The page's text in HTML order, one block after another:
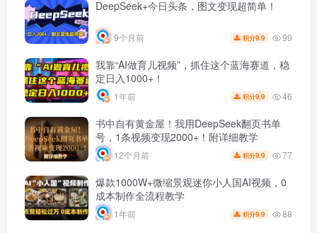
DeepSeek+今日头条，图文变现超简单！
9个月前 积分9.9 99
我靠“AI做育儿视频”，抓住这个蓝海赛道，稳
定日入1000+！
1年前 积分9.9 46
书中自有黄金屋！我用DeepSeek翻页书单
号，1条视频变现2000+！附详细教学
12个月前 积分9.9 77
爆款1000W+微缩景观迷你小人国AI视频，0
成本制作全流程教学
1年前 积分9.9 88